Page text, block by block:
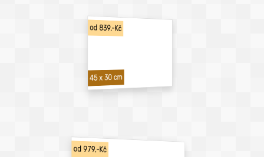
od 839,-Kč
45 x 30 cm
od 979,-Kč